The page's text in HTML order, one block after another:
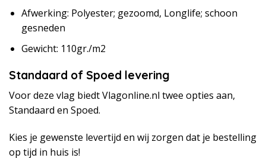
Afwerking: Polyester; gezoomd, Longlife; schoon
gesneden
Gewicht: 110gr./m2
Standaard of Spoed levering
Voor deze vlag biedt Vlagonline.nl twee opties aan,
Standaard en Spoed.
Kies je gewenste levertijd en wij zorgen dat je bestelling
op tijd in huis is!